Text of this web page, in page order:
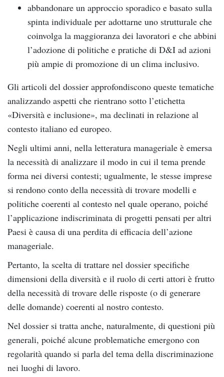
abbandonare un approccio sporadico e basato sulla
spinta individuale per adottarne uno strutturale che
coinvolga la maggioranza dei lavoratori e che abbini
l’adozione di politiche e pratiche di D&I ad azioni
più ampie di promozione di un clima inclusivo.
Gli articoli del dossier approfondiscono queste tematiche
analizzando aspetti che rientrano sotto l’etichetta
«Diversità e inclusione», ma declinati in relazione al
contesto italiano ed europeo.
Negli ultimi anni, nella letteratura manageriale è emersa
la necessità di analizzare il modo in cui il tema prende
forma nei diversi contesti; ugualmente, le stesse imprese
si rendono conto della necessità di trovare modelli e
politiche coerenti al contesto nel quale operano, poiché
l’applicazione indiscriminata di progetti pensati per altri
Paesi è causa di una perdita di efficacia dell’azione
manageriale.
Pertanto, la scelta di trattare nel dossier specifiche
dimensioni della diversità e il ruolo di certi attori è frutto
della necessità di trovare delle risposte (o di generare
delle domande) coerenti al nostro contesto.
Nel dossier si tratta anche, naturalmente, di questioni più
generali, poiché alcune problematiche emergono con
regolarità quando si parla del tema della discriminazione
nei luoghi di lavoro.